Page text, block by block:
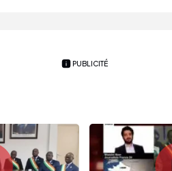
PUBLICITÉ